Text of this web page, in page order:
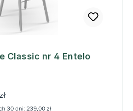
Classic nr 4 Entelo
30 dni: 239,00 zł